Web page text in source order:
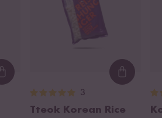
Loading...
3
Tteok Korean Rice